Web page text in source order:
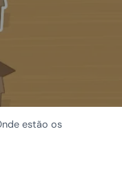
estão os